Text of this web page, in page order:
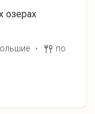
озерах
·
по